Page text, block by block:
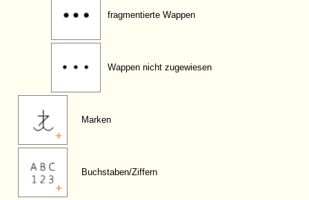
fragmentierte Wappen
Wappen nicht zugewiesen
Marken
Buchstaben/Ziffern